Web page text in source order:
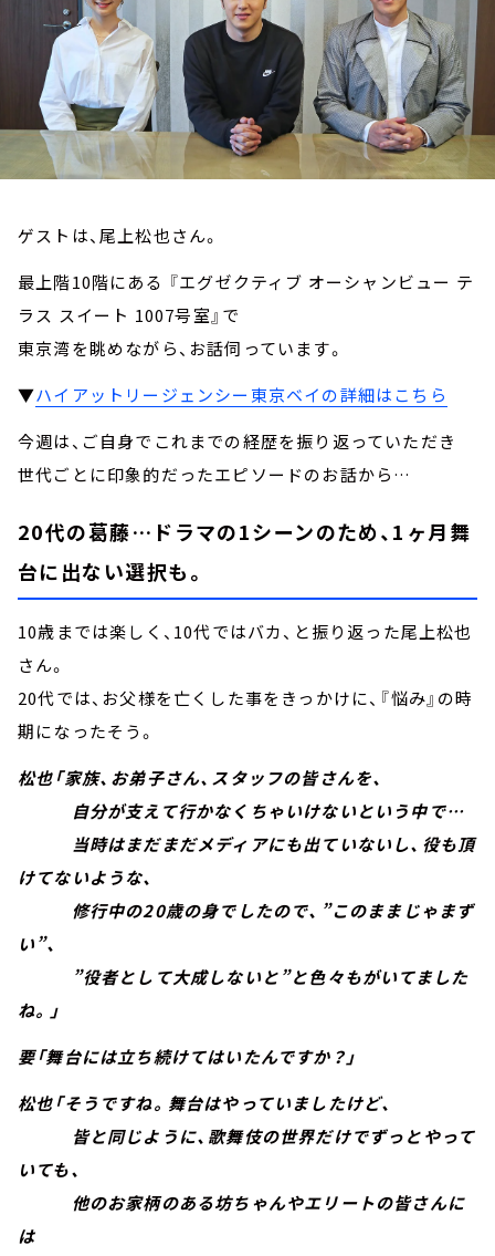
ゲストは、尾上松也さん。
最上階10階にある 『エグゼクティブ オーシャンビュー テ
ラス スイート 1007号室』で
東京湾を眺めながら、お話伺っています。
▼ハイアットリージェンシー東京ベイの詳細はこちら
今週は、ご自身でこれまでの経歴を振り返っていただき
世代ごとに印象的だったエピソードのお話から…
20代の葛藤…ドラマの1シーンのため、1ヶ月舞
台に出ない選択も。
10歳までは楽しく、10代ではバカ、と振り返った尾上松也
さん。
20代では、お父様を亡くした事をきっかけに、『悩み』の時
期になったそう。
松也「家族、お弟子さん、スタッフの皆さんを、
自分が支えて行かなくちゃいけないという中で…
当時はまだまだメディアにも出ていないし、役も頂
けてないような、
修行中の20歳の身でしたので、”このままじゃまず
い”、
”役者として大成しないと”と色々もがいてました
ね。」
要「舞台には立ち続けてはいたんですか？」
松也「そうですね。舞台はやっていましたけど、
皆と同じように、歌舞伎の世界だけでずっとやって
いても、
他のお家柄のある坊ちゃんやエリートの皆さんに
は